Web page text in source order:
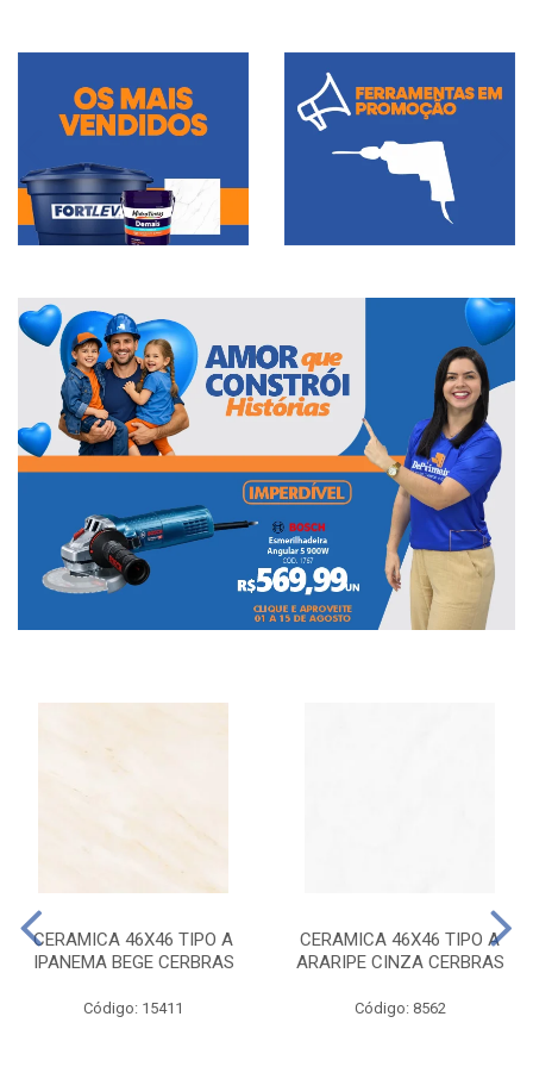
CERAMICA 46X46 TIPO A
IPANEMA BEGE CERBRAS
Código: 15411
CERAMICA 46X46 TIPO A
ARARIPE CINZA CERBRAS
Código: 8562